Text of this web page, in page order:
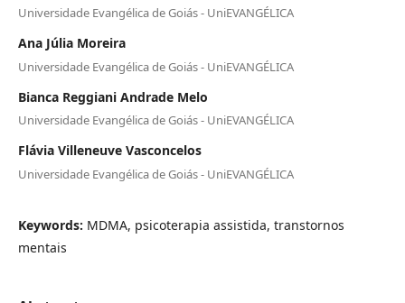
Universidade Evangélica de Goiás - UniEVANGÉLICA
Ana Júlia Moreira
Universidade Evangélica de Goiás - UniEVANGÉLICA
Bianca Reggiani Andrade Melo
Universidade Evangélica de Goiás - UniEVANGÉLICA
Flávia Villeneuve Vasconcelos
Universidade Evangélica de Goiás - UniEVANGÉLICA
Keywords: MDMA, psicoterapia assistida, transtornos
mentais